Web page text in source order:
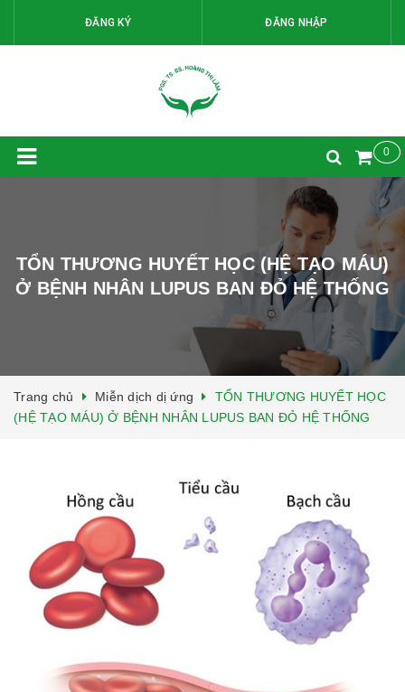
ĐĂNG KÝ ĐĂNG NHẬP
0
TỔN THƯƠNG HUYẾT HỌC (HỆ TẠO MÁU)
Ở BỆNH NHÂN LUPUS BAN ĐỎ HỆ THỐNG
Trang chủ Miễn dịch dị ứng
TỔN THƯƠNG HUYẾT HỌC
(HỆ TẠO MÁU) Ở BỆNH NHÂN LUPUS BAN ĐỎ HỆ THỐNG